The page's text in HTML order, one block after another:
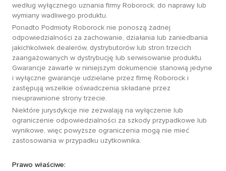
według wyłącznego uznania firmy Roborock, do naprawy lub
wymiany wadliwego produktu.
Ponadto Podmioty Roborock nie ponoszą żadnej
odpowiedzialności za zachowanie, działania lub zaniedbania
jakichkolwiek dealerów, dystrybutorów lub stron trzecich
zaangażowanych w dystrybucję lub serwisowanie produktu.
Gwarancje zawarte w niniejszym dokumencie stanowią jedyne
i wyłączne gwarancje udzielane przez firmę Roborock i
zastępują wszelkie oświadczenia składane przez
nieuprawnione strony trzecie.
Niektóre jurysdykcje nie zezwalają na wyłączenie lub
ograniczenie odpowiedzialności za szkody przypadkowe lub
wynikowe, więc powyższe ograniczenia mogą nie mieć
zastosowania w przypadku użytkownika.
Prawo właściwe: